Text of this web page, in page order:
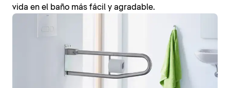
vida en el baño más fácil y agradable.